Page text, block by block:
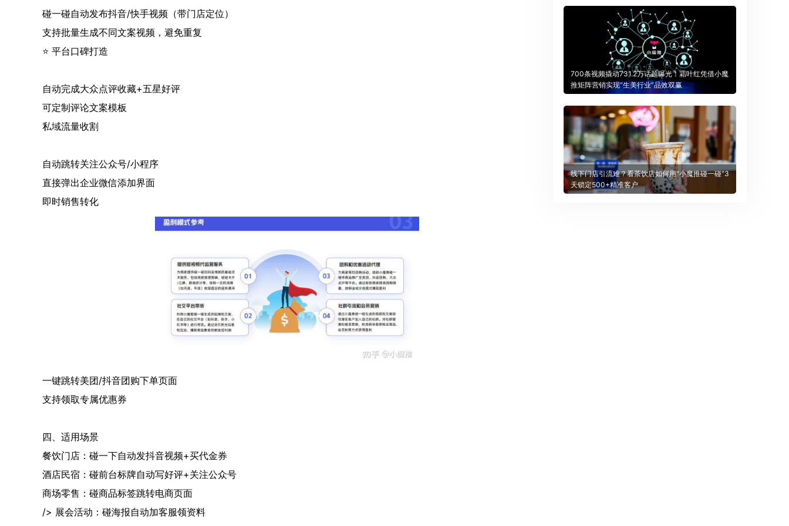
碰一碰自动发布抖音/快手视频（带门店定位）
支持批量生成不同文案视频，避免重复
⭐ 平台口碑打造
自动完成大众点评收藏+五星好评
可定制评论文案模板
私域流量收割
自动跳转关注公众号/小程序
直接弹出企业微信添加界面
即时销售转化
一键跳转美团/抖音团购下单页面
支持领取专属优惠券
四、适用场景
餐饮门店：碰一下自动发抖音视频+买代金券
酒店民宿：碰前台标牌自动写好评+关注公众号
商场零售：碰商品标签跳转电商页面
/> 展会活动：碰海报自动加客服领资料
700条视频撬动731.2万话题曝光！霜叶红凭借小魔
推矩阵营销实现“生美行业”品效双赢
线下门店引流难？看茶饮店如何用"小魔推碰一碰"3
天锁定500+精准客户